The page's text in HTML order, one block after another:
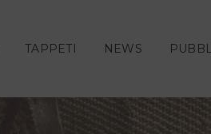
TAPPETI NEWS